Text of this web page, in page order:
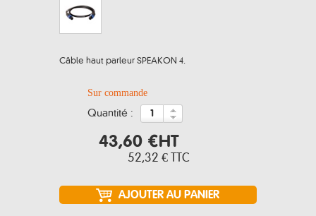
Câble haut parleur SPEAKON 4.
Sur commande
quantité :
43,60 €HT
52,32 € TTC